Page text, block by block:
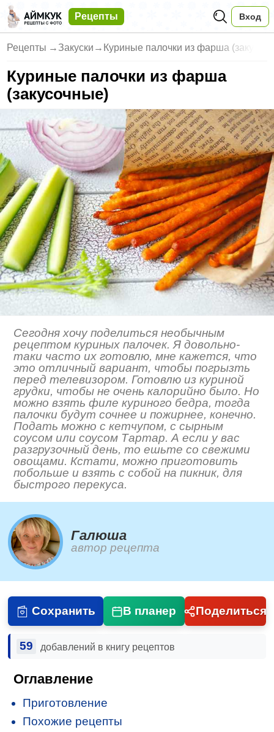
Рецепты Вход
Рецепты → Закуски → Куриные палочки из фарша (заку
Куриные палочки из фарша
(закусочные)
Сегодня хочу поделиться необычным
рецептом куриных палочек. Я довольно-
таки часто их готовлю, мне кажется, что
это отличный вариант, чтобы погрызть
перед телевизором. Готовлю из куриной
грудки, чтобы не очень калорийно было. Но
можно взять филе куриного бедра, тогда
палочки будут сочнее и пожирнее, конечно.
Подать можно с кетчупом, с сырным
соусом или соусом Тартар. А если у вас
разгрузочный день, то ешьте со свежими
овощами. Кстати, можно приготовить
побольше и взять с собой на пикник, для
быстрого перекуса.
Галюша
автор рецепта
Сохранить В планер Поделиться
59 добавлений в книгу рецептов
Оглавление
Приготовление
Похожие рецепты